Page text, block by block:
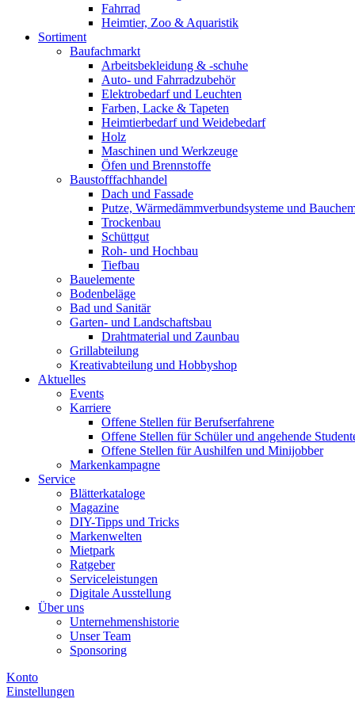
Fahrrad
Heimtier, Zoo & Aquaristik
Sortiment
Baufachmarkt
Arbeitsbekleidung & -schuhe
Auto- und Fahrradzubehör
Elektrobedarf und Leuchten
Farben, Lacke & Tapeten
Heimtierbedarf und Weidebedarf
Holz
Maschinen und Werkzeuge
Öfen und Brennstoffe
Baustofffachhandel
Dach und Fassade
Putze, Wärmedämmverbundsysteme und
Trockenbau
Schüttgut
Roh- und Hochbau
Tiefbau
Bauelemente
Bodenbeläge
Bad und Sanitär
Garten- und Landschaftsbau
Drahtmaterial und Zaunbau
Grillabteilung
Kreativabteilung und Hobbyshop
Aktuelles
Events
Karriere
Offene Stellen für Berufserfahrene
Offene Stellen für Schüler und angehende
Offene Stellen für Aushilfen und Minijobber
Markenkampagne
Service
Blätterkataloge
Magazine
DIY-Tipps und Tricks
Markenwelten
Mietpark
Ratgeber
Serviceleistungen
Digitale Ausstellung
Über uns
Unternehmenshistorie
Unser Team
Sponsoring
Konto
Einstellungen